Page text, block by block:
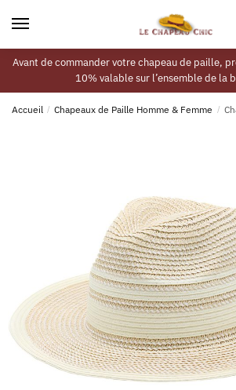
Avant de commander votre chapeau de paille,
10% valable sur l’ensemble de la
Accueil / Chapeaux de Paille Homme & Femme /